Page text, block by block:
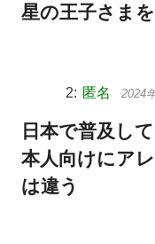
星の王子さま
匿名 2024
日本で普及し
本人向けにア
は違う